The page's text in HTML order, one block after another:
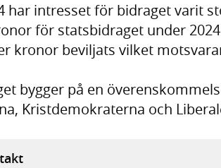
har intresset för bidraget varit
för statsbidraget under
kronor beviljats vilket
bygger på en
Kristdemokraterna och